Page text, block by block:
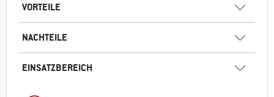
VORTEILE
NACHTEILE
EINSATZBEREICH